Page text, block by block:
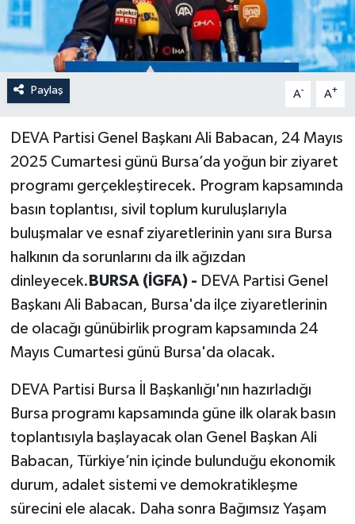
Paylaş A- A+
DEVA Partisi Genel Başkanı Ali Babacan, 24 Mayıs
2025 Cumartesi günü Bursa’da yoğun bir ziyaret
programı gerçekleştirecek. Program kapsamında
basın toplantısı, sivil toplum kuruluşlarıyla
buluşmalar ve esnaf ziyaretlerinin yanı sıra Bursa
halkının da sorunlarını da ilk ağızdan
dinleyecek. BURSA (İGFA) - DEVA Partisi Genel
Başkanı Ali Babacan, Bursa'da ilçe ziyaretlerinin
de olacağı günübirlik program kapsamında 24
Mayıs Cumartesi günü Bursa'da olacak.
DEVA Partisi Bursa İl Başkanlığı'nın hazırladığı
Bursa programı kapsamında güne ilk olarak basın
toplantısıyla başlayacak olan Genel Başkan Ali
Babacan, Türkiye’nin içinde bulunduğu ekonomik
durum, adalet sistemi ve demokratikleşme
sürecini ele alacak. Daha sonra Bağımsız Yaşam